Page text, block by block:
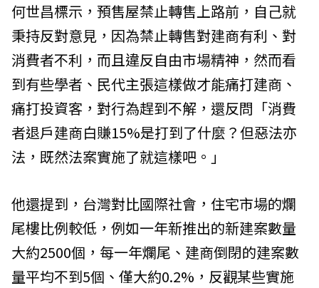
何世昌標示，預售屋禁止轉售上路前，自己就
秉持反對意見，因為禁止轉售對建商有利、對
消費者不利，而且違反自由市場精神，然而看
到有些學者、民代主張這樣做才能痛打建商、
痛打投資客，對行為趕到不解，還反問「消費
者退戶建商白賺15%是打到了什麼？但惡法亦
法，既然法案實施了就這樣吧。」
他還提到，台灣對比國際社會，住宅市場的爛
尾樓比例較低，例如一年新推出的新建案數量
大約2500個，每一年爛尾、建商倒閉的建案數
量平均不到5個、僅大約0.2%，反觀某些實施